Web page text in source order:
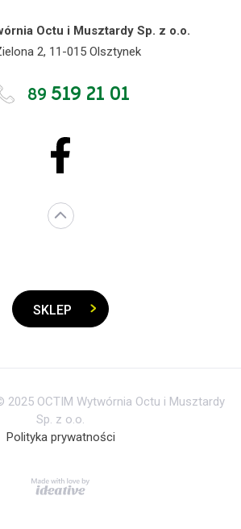
Octu i Musztardy Sp. z o.o.
2, 11-015 Olsztynek
89 519 21 01
SKLEP
2025 OCTIM Wytwórnia Octu i Musztardy
Sp. z o.o.
Polityka prywatności